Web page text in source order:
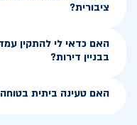
ציבורית?
האם כדאי לי להתקין
בבניין דירות?
האם טעינה ביתית